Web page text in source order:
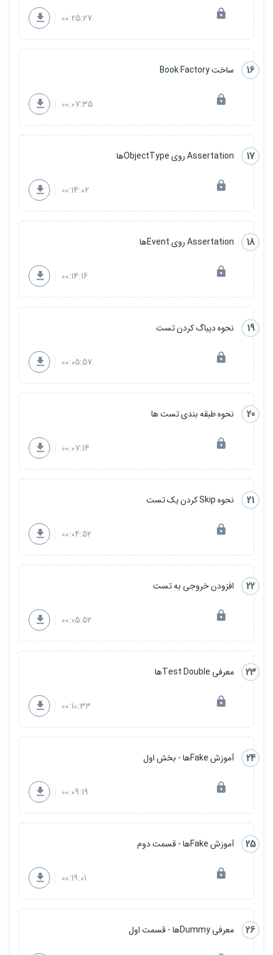
00:25:27
16 ساخت Book Factory
00:07:35
17 Assertation روی ObjectTypeها
00:14:02
18 Assertation روی Eventها
00:14:16
19 نحوه دیباگ کردن تست
00:05:57
20 نحوه طبقه بندی تست ها
00:07:14
21 نحوه Skip کردن یک تست
00:04:52
22 افزودن خروجی به تست
00:05:52
23 معرفی Test Doubleها
00:10:33
24 آموزش Fakeها - بخش اول
00:09:19
25 آموزش Fakeها - قسمت دوم
00:19:01
26 معرفی Dummyها - قسمت اول